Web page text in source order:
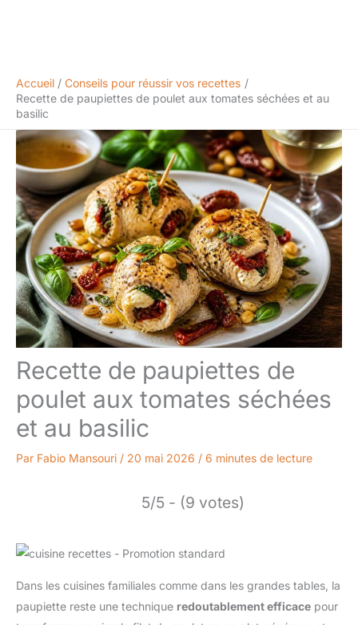
Accueil
Conseils pour réussir vos recettes
Recette de paupiettes de poulet aux tomates séchées et au
basilic
Recette de paupiettes de
poulet aux tomates séchées
et au basilic
Par Fabio Mansouri / 20 mai 2026 / 6 minutes de lecture
5/5 - (9 votes)
Dans les cuisines familiales comme dans les grandes tables, la
paupiette reste une technique redoutablement efficace pour